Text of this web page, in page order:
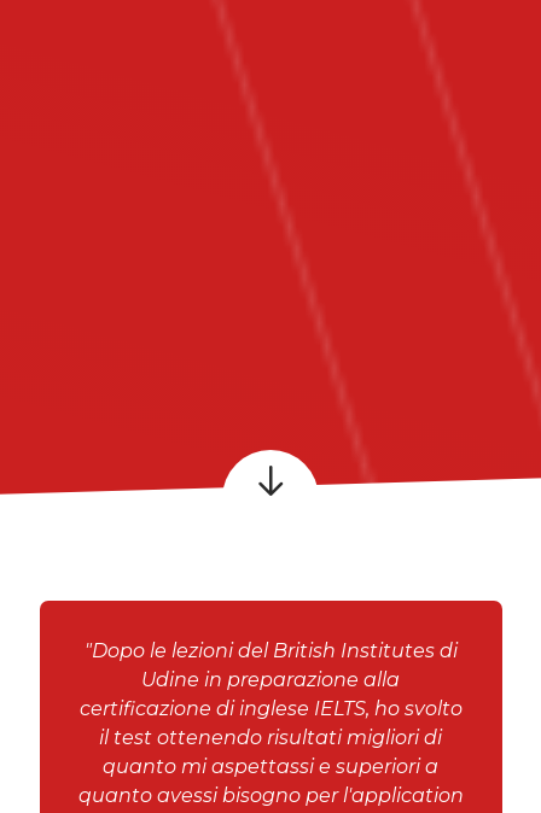
"Dopo le lezioni del British Institutes di
Udine in preparazione alla
certificazione di inglese IELTS, ho svolto
il test ottenendo risultati migliori di
quanto mi aspettassi e superiori a
quanto avessi bisogno per l'application